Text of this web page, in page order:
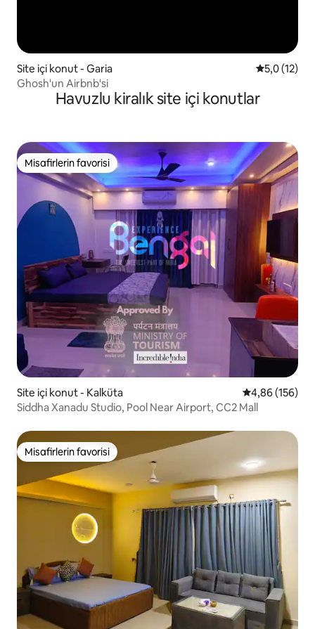
Site içi konut - Garia 55,0 (12)
Ghosh'un Airbnb'si
Havuzlu kiralık site içi konutlar
Misafirlerin favorisi
Misafirlerin favorisi
Site içi konut - Kalküta 5 üzerinden
4,86 (156)
Siddha Xanadu Studio, Pool Near Airport, CC2 Mall
Misafirlerin favorisi
Misafirlerin favorisi